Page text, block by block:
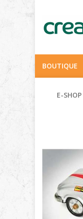
BOUTIQUE
E-SHOP